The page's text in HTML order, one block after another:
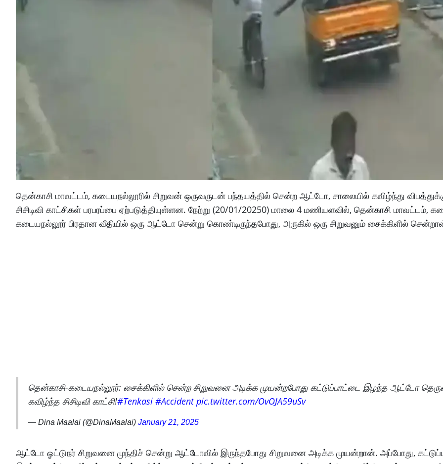
தென்காசி மாவட்டம், கடையநல்லூரில் சிறுவன் ஒருவருடன் பந்தயத்தில் சென்ற ஆட்டோ, சாலையில் கவிழ்ந்து
சிசிடிவி காட்சிகள் பரபரப்பை ஏற்படுத்தியுள்ளன. நேற்று (20/01/20250) மாலை 4 மணியளவில், தென்காசி மாவட்டம்,
கடையநல்லூர் பிரதான வீதியில் ஒரு ஆட்டோ சென்று கொண்டிருந்தபோது, ​​அருகில் ஒரு சிறுவனும் சைக்கிளில்
தென்காசி-கடையநல்லூர்: சைக்கிளில் சென்ற சிறுவனை அடிக்க முயன்றபோது கட்டுப்பாட்டை இழந்த ஆட்டோ
கவிழ்ந்த சிசிடிவி காட்சி!#Tenkasi #Accident pic.twitter.com/OvOJA59uSv
— Dina Maalai (@DinaMaalai) January 21, 2025
ஆட்டோ ஓட்டுநர் சிறுவனை முந்திச் சென்று ஆட்டோவில் இருந்தபோது சிறுவனை அடிக்க முயன்றான். அப்போது,